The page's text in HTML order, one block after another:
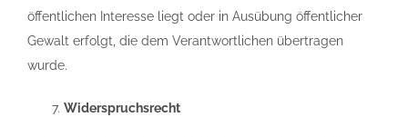
öffentlichen Interesse liegt oder in Ausübung öffentlicher
Gewalt erfolgt, die dem Verantwortlichen übertragen
wurde.
Widerspruchsrecht